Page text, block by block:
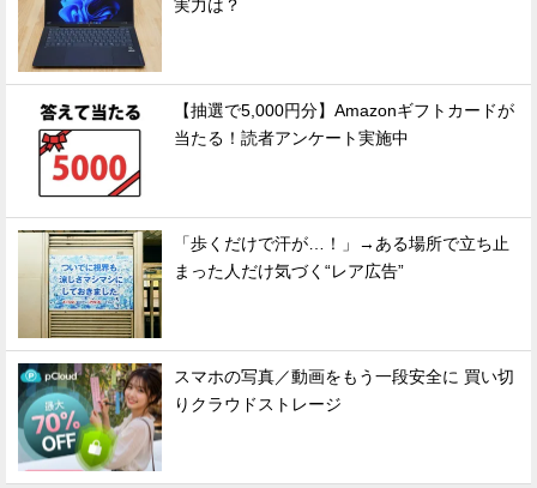
実力は？
【抽選で5,000円分】Amazonギフトカードが
当たる！読者アンケート実施中
「歩くだけで汗が…！」→ある場所で立ち止
まった人だけ気づく“レア広告”
スマホの写真／動画をもう一段安全に 買い切
りクラウドストレージ